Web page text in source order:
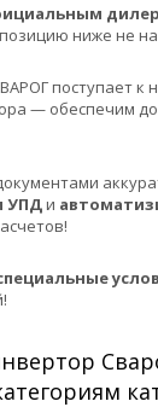
ниже не
поступает к
— обеспечим
УПДи